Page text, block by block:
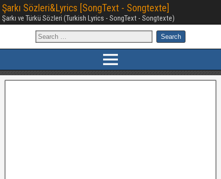
Şarkı Sözleri&Lyrics [SongText - Songtexte]
Şarkı ve Türkü Sözleri (Turkish Lyrics - SongText - Songtexte)